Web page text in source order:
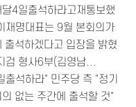
4일출석하라고재통보했
재명대표는 9월 본회의가
출석하겠다고 입장을 밝혔
검 형사6부(김영남...
출석하라" 민주당 측 "정기
없는 주간에 출석할 것"